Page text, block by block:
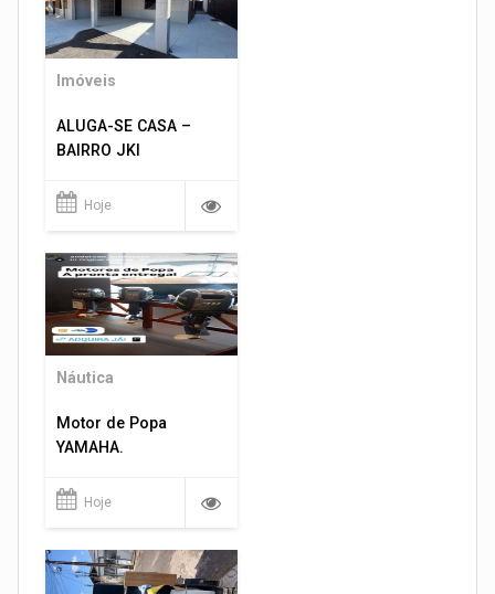
Imóveis
ALUGA-SE CASA –
BAIRRO JKI
Hoje
Náutica
Motor de Popa
YAMAHA.
Hoje